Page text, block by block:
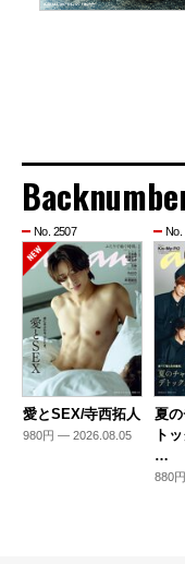
No. 2507
愛とSEX/寺西拓人
980円 — 2026.08.05
No.
夏
ト
…
880